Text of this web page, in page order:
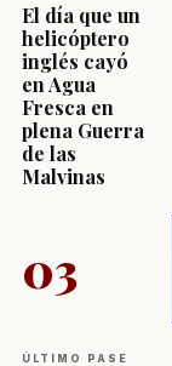
El día que un
helicóptero
inglés cayó
en Agua
Fresca en
plena Guerra
de las
Malvinas
03
ÚLTIMO PASE